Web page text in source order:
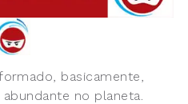
basicamente,
no planeta.